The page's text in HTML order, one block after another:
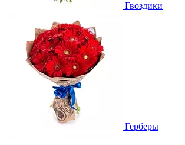
Гвоздики
Герберы